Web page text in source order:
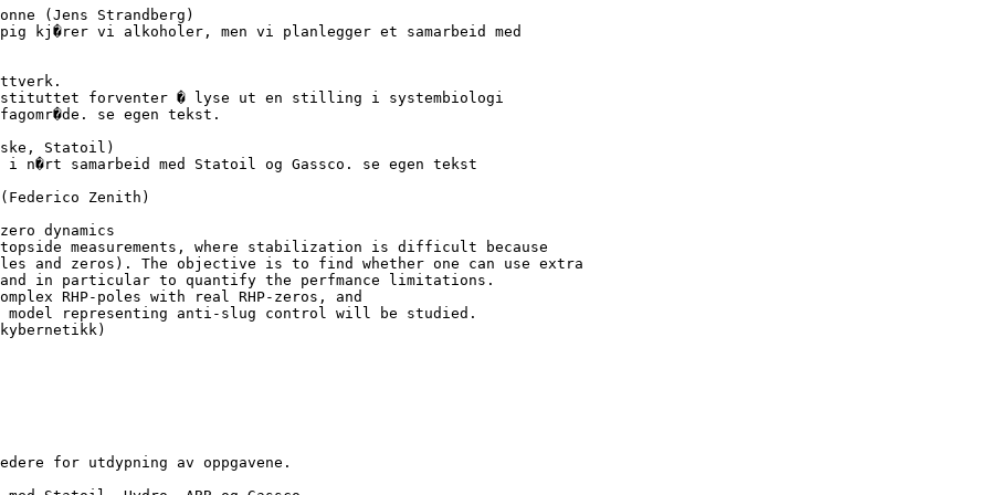
(Jens Strandberg)
kj�rer vi alkoholer, men vi planlegger et samarbeid med
forventer � lyse ut en stilling i systembiologi
se egen tekst.
Statoil)
n�rt samarbeid med Statoil og Gassco. se egen tekst
Zenith)
dynamics
measurements, where stabilization is difficult because
and zeros). The objective is to find whether one can use extra
in particular to quantify the perfmance limitations.
RHP-poles with real RHP-zeros, and
representing anti-slug control will be studied.
for utdypning av oppgavene.